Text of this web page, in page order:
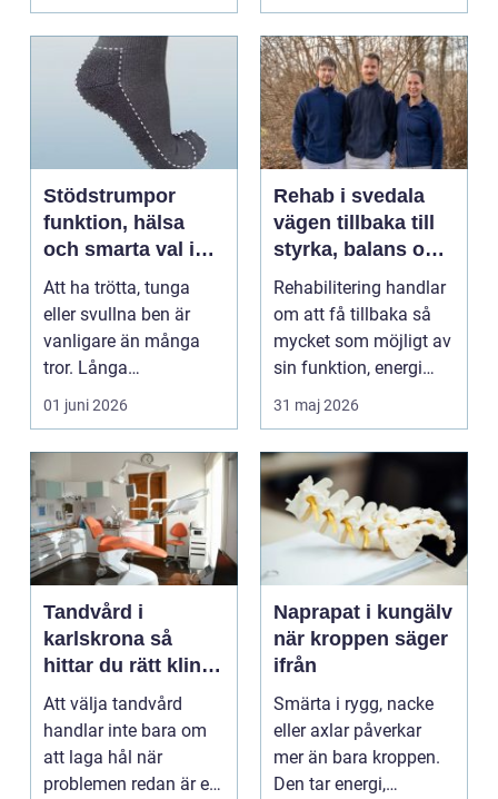
energibas...
Stödstrumpor
funktion, hälsa
och smarta val i
vardagen
Att ha trötta, tunga
eller svullna ben är
vanligare än många
tror. Långa
arbetsdagar på hårda
golv, ...
01 juni 2026
Rehab i svedala
vägen tillbaka till
styrka, balans och
vardag
Rehabilitering handlar
om att få tillbaka så
mycket som möjligt av
sin funktion, energi
och trygghet...
31 maj 2026
Tandvård i
karlskrona så
hittar du rätt klinik
för långsiktig
munhälsa
Att välja tandvård
handlar inte bara om
att laga hål när
problemen redan är ett
Naprapat i kungälv
när kroppen säger
ifrån
Smärta i rygg, nacke
eller axlar påverkar
mer än bara kroppen.
Den tar energi,